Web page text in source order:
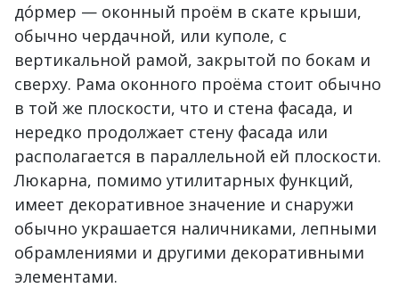
дóрмер — оконный проём в скате крыши,
обычно чердачной, или куполе, с
вертикальной рамой, закрытой по бокам и
сверху. Рама оконного проёма стоит обычно
в той же плоскости, что и стена фасада, и
нередко продолжает стену фасада или
располагается в параллельной ей плоскости.
Люкарна, помимо утилитарных функций,
имеет декоративное значение и снаружи
обычно украшается наличниками, лепными
обрамлениями и другими декоративными
элементами.